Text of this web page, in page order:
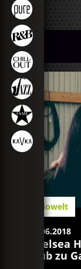
Radiowelt
21.06.2018
Chelsea
Club zu